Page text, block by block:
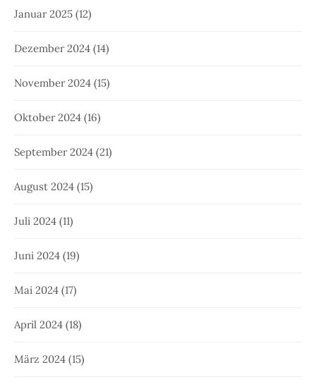
Januar 2025 (12)
Dezember 2024 (14)
November 2024 (15)
Oktober 2024 (16)
September 2024 (21)
August 2024 (15)
Juli 2024 (11)
Juni 2024 (19)
Mai 2024 (17)
April 2024 (18)
März 2024 (15)